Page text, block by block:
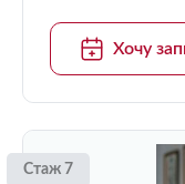
Хочу
Стаж 7